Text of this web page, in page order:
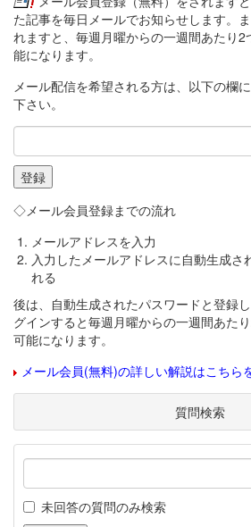
た記事を毎日メールでお知らせします。
れますと、毎週月曜からの一週間あたり
能になります。
メール配信を希望される方は、以下の欄
下さい。
◇メール会員登録までの流れ
メールアドレスを入力
入力したメールアドレスに自動生成さ
れる
後は、自動生成されたパスワードと登録
グインすると毎週月曜からの一週間あた
可能になります。
メール会員(無料)の詳しい解説はこちら
質問検索
未回答の質問のみ検索